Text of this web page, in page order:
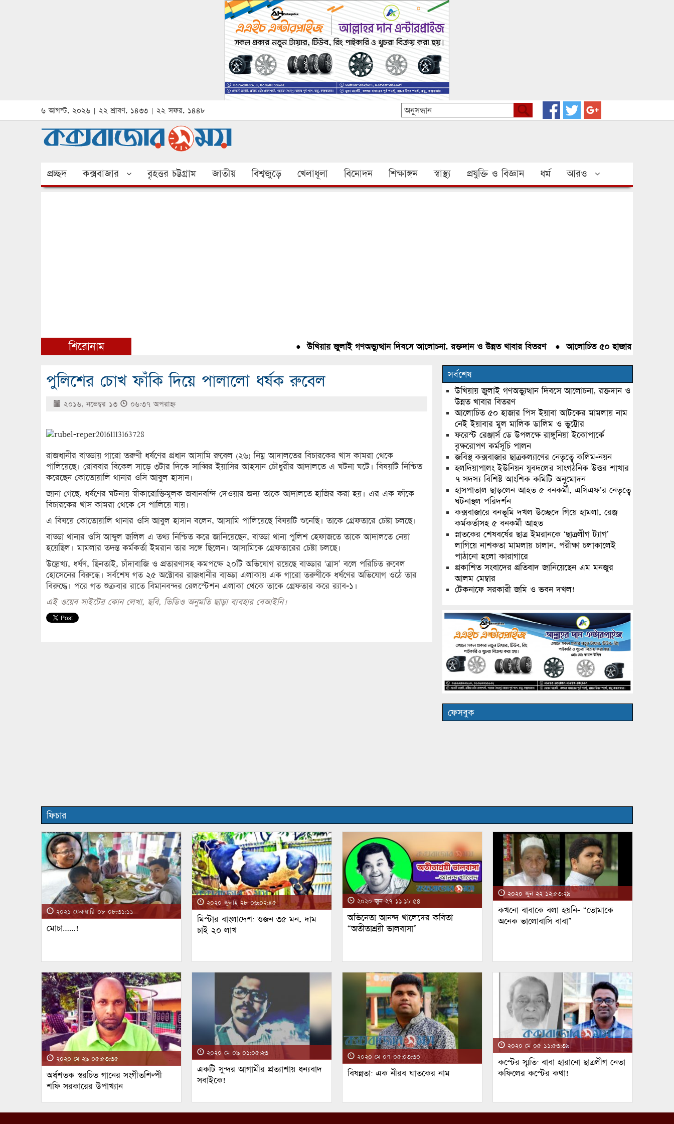
৬ আগস্ট, ২০২৬ | ২২ শ্রাবণ, ১৪৩৩ | ২২ সফর, ১৪৪৮
প্রচ্ছদ কক্সবাজার বৃহত্তর চট্টগ্রাম জাতীয় বিশ্বজুড়ে খেলাধূলা বিনোদন শিক্ষাঙ্গন স্বাস্থ্য প্রযুক্তি ও বিজ্ঞান ধর্ম আরও
শিরোনাম উখিয়ায় জুলাই গণঅভ্যুত্থান দিবসে আলোচনা, রক্তদান ও উন্নত খাবার বিতরণ● আলোচিত ৫০ হাজার পিস ইয়াবা
পুলিশের চোখ ফাঁকি দিয়ে পালালো ধর্ষক রুবেল
২০১৬, নভেম্বর ১৩ ০৬:৩৭ অপরাহ্ণ
রাজধানীর বাড্ডায় গারো তরুণী ধর্ষণের প্রধান আসামি রুবেল (২৬) নিম্ন আদালতের বিচারকের খাস কামরা থেকে
পালিয়েছে। রোববার বিকেল সাড়ে ৩টার দিকে সাব্বির ইয়াসির আহসান চৌধুরীর আদালতে এ ঘটনা ঘটে। বিষয়টি নিশ্চিত
করেছেন কোতোয়ালি থানার ওসি আবুল হাসান।
জানা গেছে, ধর্ষণের ঘটনায় স্বীকারোক্তিমূলক জবানবন্দি দেওয়ার জন্য তাকে আদালতে হাজির করা হয়। এর এক ফাঁকে
বিচারকের খাস কামরা থেকে সে পালিয়ে যায়।
এ বিষয়ে কোতোয়ালি থানার ওসি আবুল হাসান বলেন, আসামি পালিয়েছে বিষয়টি শুনেছি। তাকে গ্রেফতারে চেষ্টা চলছে।
বাড্ডা থানার ওসি আব্দুল জলিল এ তথ্য নিশ্চিত করে জানিয়েছেন, বাড্ডা থানা পুলিশ হেফাজতে তাকে আদালতে নেয়া
হয়েছিল। মামলার তদন্ত কর্মকর্তা ইমরান তার সঙ্গে ছিলেন। আসামিকে গ্রেফতারের চেষ্টা চলছে।
উল্লেখ্য, ধর্ষণ, ছিনতাই, চাঁদাবাজি ও প্রতারণাসহ কমপক্ষে ২০টি অভিযোগ রয়েছে বাড্ডার ‘ত্রাস’ বলে পরিচিত রুবেল
হোসেনের বিরুদ্ধে। সর্বশেষ গত ২৫ অক্টোবর রাজধানীর বাড্ডা এলাকায় এক গারো তরুণীকে ধর্ষণের অভিযোগ ওঠে তার
বিরুদ্ধে। পরে গত শুক্রবার রাতে বিমানবন্দর রেলস্টেশন এলাকা থেকে তাকে গ্রেফতার করে র‌্যাব-১।
এই ওয়েব সাইটের কোন লেখা, ছবি, ভিডিও অনুমতি ছাড়া ব্যবহার বেআইনি।
সর্বশেষ
উখিয়ায় জুলাই গণঅভ্যুত্থান দিবসে আলোচনা, রক্তদান ও
উন্নত খাবার বিতরণ
আলোচিত ৫০ হাজার পিস ইয়াবা আটকের মামলায় নাম
নেই ইয়াবার মুল মালিক ডালিম ও ভুট্টোর
ফরেস্ট রেঞ্জার্স ডে উপলক্ষে রাঙ্গুনিয়া ইকোপার্কে
বৃক্ষরোপণ কর্মসূচি পালন
জবিস্থ কক্সবাজার ছাত্রকল্যাণের নেতৃত্বে কলিম-নয়ন
হলদিয়াপালং ইউনিয়ন যুবদলের সাংগঠনিক উত্তর শাখার
৭ সদস্য বিশিষ্ট আংশিক কমিটি অনুমোদন
হাসপাতাল ছাড়লেন আহত ৫ বনকর্মী, এসিএফ’র নেতৃত্বে
ঘটনাস্থল পরিদর্শন
কক্সবাজারে বনভূমি দখল উচ্ছেদে গিয়ে হামলা, রেঞ্জ
কর্মকর্তাসহ ৫ বনকর্মী আহত
স্নাতকের শেষবর্ষের ছাত্র ইমরানকে ‘ছাত্রলীগ ট্যাগ’
লাগিয়ে নাশকতা মামলায় চালান, পরীক্ষা চলাকালেই
পাঠানো হলো কারাগারে
প্রকাশিত সংবাদের প্রতিবাদ জানিয়েছেন এম মনজুর
আলম মেম্বার
টেকনাফে সরকারী জমি ও ভবন দখল!
ফেসবুক
ফিচার
২০২১ ফেব্রুয়ারি ০৮ ০৮:৩১:১১
মোচা……!
২০২০ জুলাই ২৮ ০৬:০২:৪৫
মিস্টার বাংলাদেশ: ওজন ৩৫ মন, দাম
চাই ২০ লাখ
২০২০ জুন ২৭ ১১:১৮:৫৪
অভিনেতা আনন্দ খালেদের কবিতা
“অতীতাশ্রয়ী ভালবাসা”
২০২০ জুন ২২ ১২:৫৩:২৯
কখনো বাবাকে বলা হয়নি- “তোমাকে
অনেক ভালোবাসি বাবা”
২০২০ মে ২৯ ০৫:৫৩:৩৫
অর্ধশতক স্বরচিত গানের সংগীতশিল্পী
শফি সরকারের উপাখ্যান
২০২০ মে ০৯ ০১:০৫:২৩
একটি সুন্দর আগামীর প্রত্যাশায় ধন্যবাদ
সবাইকে!
২০২০ মে ০৭ ০৫:০৩:৩০
বিষন্নতা: এক নীরব ঘাতকের নাম
২০২০ মে ০৫ ১১:৫৩:৩৯
কস্টের স্মৃতি: বাবা হারানো ছাত্রলীগ নেতা
কফিলের কস্টের কথা!